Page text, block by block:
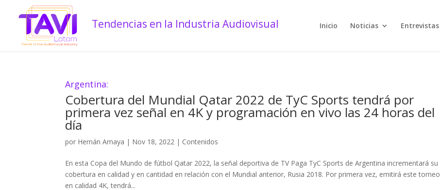
Inicio Noticias Entrevistas
Argentina:
Cobertura del Mundial Qatar 2022 de TyC Sports tendrá por
primera vez señal en 4K y programación en vivo las 24 horas del
día
por Hernán Amaya | Nov 18, 2022 | Contenidos
En esta Copa del Mundo de fútbol Qatar 2022, la señal deportiva de TV Paga TyC Sports de Argentina incrementará su
cobertura en calidad y en cantidad en relación con el Mundial anterior, Rusia 2018. Por primera vez, emitirá este torneo
en calidad 4K, tendrá...